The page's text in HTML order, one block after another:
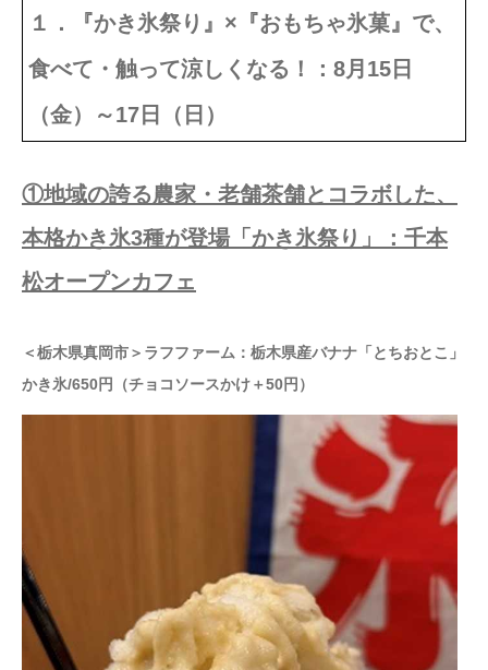
１．『かき氷祭り』×『おもちゃ氷菓』で、
食べて・触って涼しくなる！：8月15日
（金）～17日（日）
①地域の誇る農家・老舗茶舗とコラボした、
本格かき氷3種が登場「かき氷祭り」：千本
松オープンカフェ
＜栃木県真岡市＞ラフファーム：栃木県産バナナ「とちおとこ」
かき氷/650円（チョコソースかけ＋50円）